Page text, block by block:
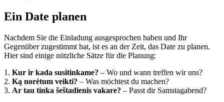
Ein Date planen
Nachdem Sie die Einladung ausgesprochen haben und Ihr
Gegenüber zugestimmt hat, ist es an der Zeit, das Date zu planen.
Hier sind einige nützliche Sätze für die Planung:
1. Kur ir kada susitinkame? – Wo und wann treffen wir uns?
2. Ką norėtum veikti? – Was möchtest du machen?
3. Ar tau tinka šeštadienis vakare? – Passt dir Samstagabend?